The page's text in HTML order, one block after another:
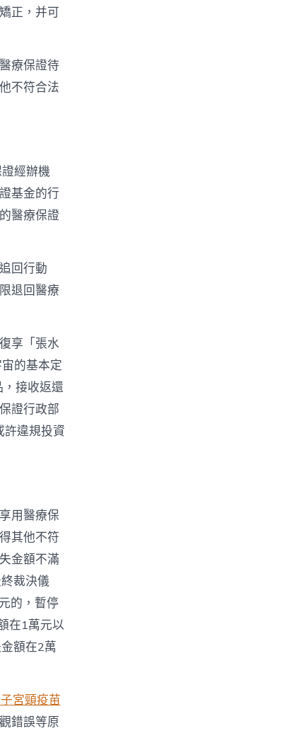
正，并可
療保證待
不符合法
經辦機
基金的行
醫療保證
回行動
退回醫療
享「張水
的基本定
接收返還
證行政部
許違規投資
用醫療保
其他不符
金額不滿
裁決儀
的，暫停
在1萬元以
額在2萬
宮頸疫苗
錯誤等原